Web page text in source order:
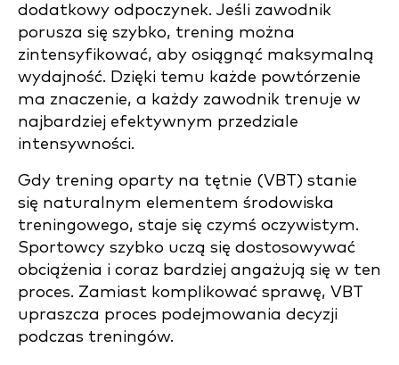
dodatkowy odpoczynek. Jeśli zawodnik
porusza się szybko, trening można
zintensyfikować, aby osiągnąć maksymalną
wydajność. Dzięki temu każde powtórzenie
ma znaczenie, a każdy zawodnik trenuje w
najbardziej efektywnym przedziale
intensywności.
Gdy trening oparty na tętnie (VBT) stanie
się naturalnym elementem środowiska
treningowego, staje się czymś oczywistym.
Sportowcy szybko uczą się dostosowywać
obciążenia i coraz bardziej angażują się w ten
proces. Zamiast komplikować sprawę, VBT
upraszcza proces podejmowania decyzji
podczas treningów.